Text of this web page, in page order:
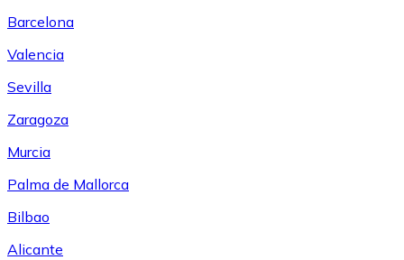
Barcelona
Valencia
Sevilla
Zaragoza
Murcia
Palma de Mallorca
Bilbao
Alicante